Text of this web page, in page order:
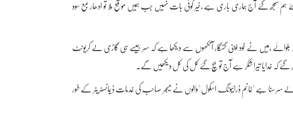
ہم سمجھ گئے آج ہماری باری ہے ،خیر کوئی بات نہیں جب ہمیں موقع ملا تو ادھار بمع سود
،میں نے خود اپنی گنہگار آنکھوں سے دیکھا ہے کہ سر جیسے ہی گاڑی لے کریونٹ
کہ خدایا تیرا شکر ہے آج تو بچ گئے کل کی کل دیکھیں گے۔
بولے سر سنا ہے "خانم ڈرائیونگ اسکول "والوں نے میجر صاحب کی خدمات ڈیمانسٹریٹر کے طور